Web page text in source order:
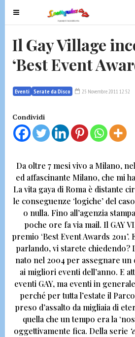
T
o
l
a
i
g
a
n
Il Gay Village
‘Best Event
Eventi Serate da Disco 25 Novembre 2011 12:52
Condividi
Da oltre 7 mesi vivo a Milano,
ed affascinante Milano, che mi
La vita gaya di Roma è distante
le conseguenze ‘logiche’ del
o nulla. Fino all’agenzia
poche ore fa via mail. Il GAY
premio ‘Best Event Awards 2011’.
parlando, vi starete chiedendo?
nato nel 2004 per assegnare un
ai migliori eventi dell’anno. E
eventi GAY, ma eventi in
perché per tutta l’estate il
preso d’assalto da migliaia di
quella che un tempo era la
oggettivamente fica. Della serie